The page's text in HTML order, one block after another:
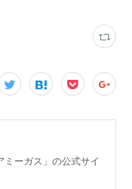
ーガス」の公式サイ